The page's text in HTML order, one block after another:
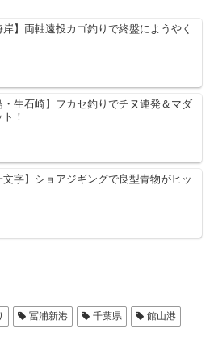
岸】両軸遠投カゴ釣りで終盤にようやく
・生石崎】フカセ釣りでチヌ連発＆マダ
！
文字】ショアジギングで良型青物がヒッ
冨浦新港 千葉県 館山港